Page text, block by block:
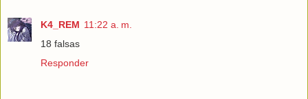
K4_REM 11:22 a. m.
18 falsas
Responder